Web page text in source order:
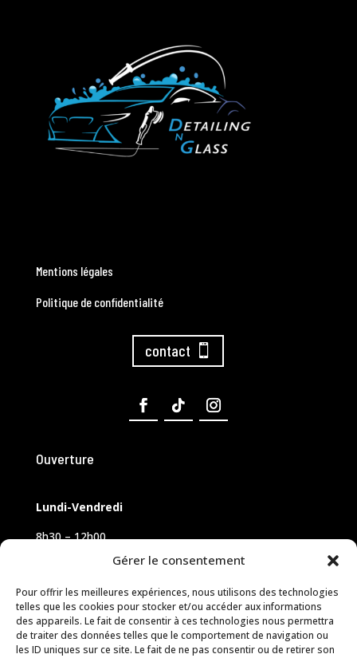
Gérer le consentement
Pour offrir les meilleures expériences, nous utilisons des technologies
telles que les cookies pour stocker et/ou accéder aux informations
des appareils. Le fait de consentir à ces technologies nous permettra
de traiter des données telles que le comportement de navigation ou
les ID uniques sur ce site. Le fait de ne pas consentir ou de retirer son
Mentions légales
Politique de confidentialité
contact
Ouverture
Lundi-Vendredi
8h30 – 12h00
Samedi sur rendez-vous